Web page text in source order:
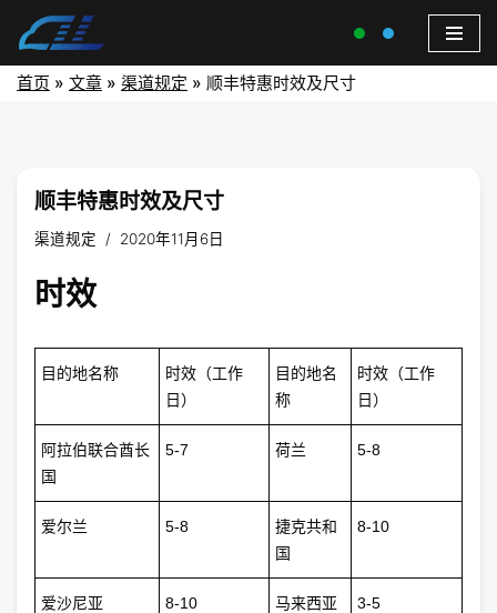
首页 » 文章 » 渠道规定 » 顺丰特惠时效及尺寸
顺丰特惠时效及尺寸
渠道规定 2020年11月6日
时效
目的地名称
时效（工作
日）
目的地名
称
时效（工作
日）
阿拉伯联合酋长
国
5-7 荷兰 5-8
爱尔兰 5-8
捷克共和
国
8-10
爱沙尼亚 8-10 马来西亚 3-5